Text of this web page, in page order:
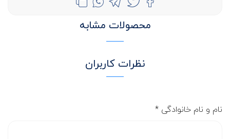
محصولات مشابه
نظرات کاربران
نام و نام خانوادگی *